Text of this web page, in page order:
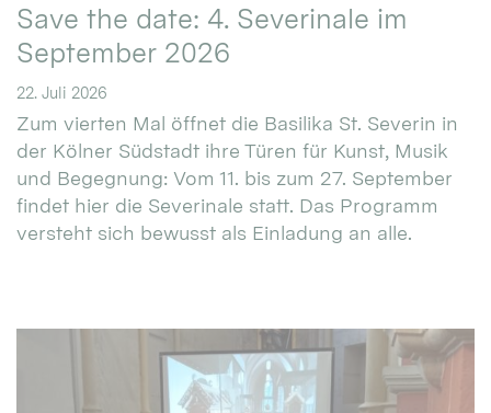
Save the date: 4. Severinale im
September 2026
22. Juli 2026
Zum vierten Mal öffnet die Basilika St. Severin in
der Kölner Südstadt ihre Türen für Kunst, Musik
und Begegnung: Vom 11. bis zum 27. September
findet hier die Severinale statt. Das Programm
versteht sich bewusst als Einladung an alle.